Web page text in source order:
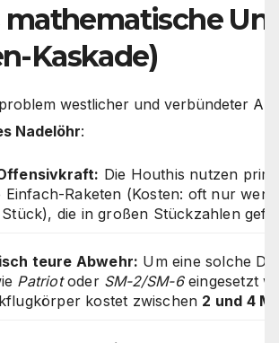
mathematische
Kaskade)
westlicher und verbündeter
Nadelöhr:
Die Houthis nutzen
Einfach-Raketen (Kosten: oft nur
die in großen Stückzahlen
teure Abwehr: Um eine solche
Patriotoder SM-2/SM-6eingesetzt
kostet zwischen 2 und 4